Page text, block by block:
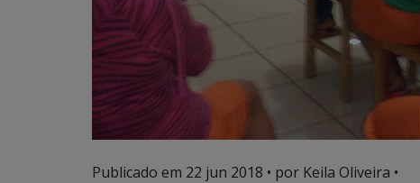
Publicado em 22 jun 2018 • por Keila Oliveira •